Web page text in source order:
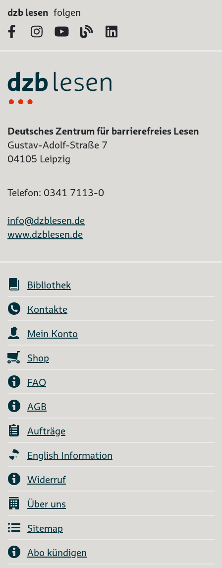
dzb lesen folgen
FacebookInstagram
YouTubeBlog
Deutsches Zentrum für barrierefreies Lesen
Gustav-Adolf-Straße 7
04105 Leipzig
Telefon: 0341 7113-0
info@dzblesen.de
www.dzblesen.de
Bibliothek
Kontakte
Mein Konto
Shop
FAQ
AGB
Aufträge
English Information
Widerruf
Über uns
Sitemap
Abo kündigen